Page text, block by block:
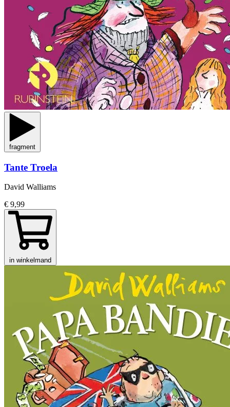
fragment
Tante Troela
David Walliams
€ 9,99
in winkelmand